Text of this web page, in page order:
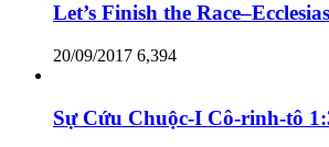
Let’s Finish the
20/09/2017 6,394
Sự Cứu Chuộc-I Cô-rinh-tô